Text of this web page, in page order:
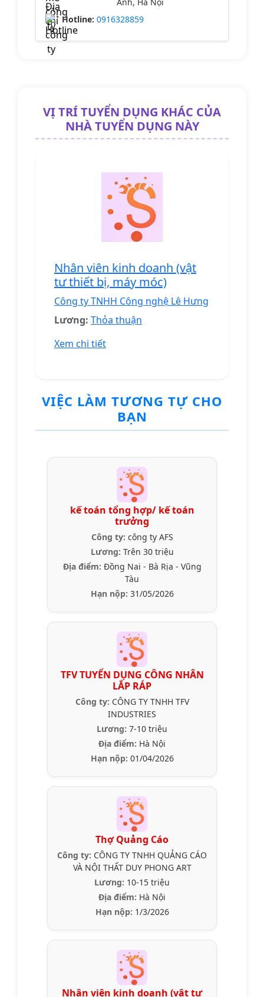
Hotline: 0916328859
VỊ TRÍ TUYỂN DỤNG KHÁC CỦA
NHÀ TUYỂN DỤNG NÀY
Nhân viên kinh doanh (vật
tư thiết bị, máy móc)
Công ty TNHH Công nghệ Lê Hưng
Lương: Thỏa thuận
Xem chi tiết
VIỆC LÀM TƯƠNG TỰ CHO
BẠN
kế toán tổng hợp/ kế toán
trưởng
Công ty: công ty AFS
Lương: Trên 30 triệu
Địa điểm: Đồng Nai - Bà Rịa - Vũng
Tàu
Hạn nộp: 31/05/2026
TFV TUYỂN DỤNG CÔNG NHÂN
LẮP RÁP
Công ty: CÔNG TY TNHH TFV
INDUSTRIES
Lương: 7-10 triệu
Địa điểm: Hà Nội
Hạn nộp: 01/04/2026
Thợ Quảng Cáo
Công ty: CÔNG TY TNHH QUẢNG CÁO
VÀ NỘI THẤT DUY PHONG ART
Lương: 10-15 triệu
Địa điểm: Hà Nội
Hạn nộp: 1/3/2026
Nhân viên kinh doanh (vật tư